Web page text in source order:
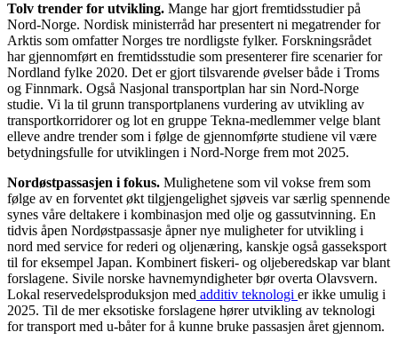
Tolv trender for utvikling. Mange har gjort fremtidsstudier på
Nord-Norge. Nordisk ministerråd har presentert ni megatrender for
Arktis som omfatter Norges tre nordligste fylker. Forskningsrådet
har gjennomført en fremtidsstudie som presenterer fire scenarier for
Nordland fylke 2020. Det er gjort tilsvarende øvelser både i Troms
og Finnmark. Også Nasjonal transportplan har sin Nord-Norge
studie. Vi la til grunn transportplanens vurdering av utvikling av
transportkorridorer og lot en gruppe Tekna-medlemmer velge blant
elleve andre trender som i følge de gjennomførte studiene vil være
betydningsfulle for utviklingen i Nord-Norge frem mot 2025.
Nordøstpassasjen i fokus. Mulighetene som vil vokse frem som
følge av en forventet økt tilgjengelighet sjøveis var særlig spennende
synes våre deltakere i kombinasjon med olje og gassutvinning. En
tidvis åpen Nordøstpassasje åpner nye muligheter for utvikling i
nord med service for rederi og oljenæring, kanskje også gasseksport
til for eksempel Japan. Kombinert fiskeri- og oljeberedskap var blant
forslagene. Sivile norske havnemyndigheter bør overta Olavsvern.
Lokal reservedelsproduksjon med additiv teknologi er ikke umulig i
2025. Til de mer eksotiske forslagene hører utvikling av teknologi
for transport med u-båter for å kunne bruke passasjen året gjennom.